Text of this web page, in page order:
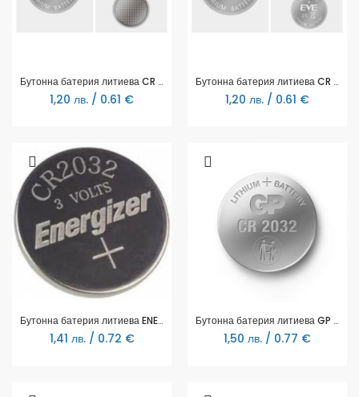
Бутонна батерия литиева CR 2025 1pc bulk 3V EVE BATTERY
1,20 лв. / 0.61 €
Бутонна батерия литиева CR 2016 1pc bulk 3V EVE BATTERY
1,20 лв. / 0.61 €
Бутонна батерия литиева ENERGIZER CR2032 3V, BULK. (20 бр. в тарелка) цена за 1 батерия
1,41 лв. / 0.72 €
Бутонна батерия литиева GP CR2032 3V, BULK. (25 бр. в тарелка)
1,50 лв. / 0.77 €